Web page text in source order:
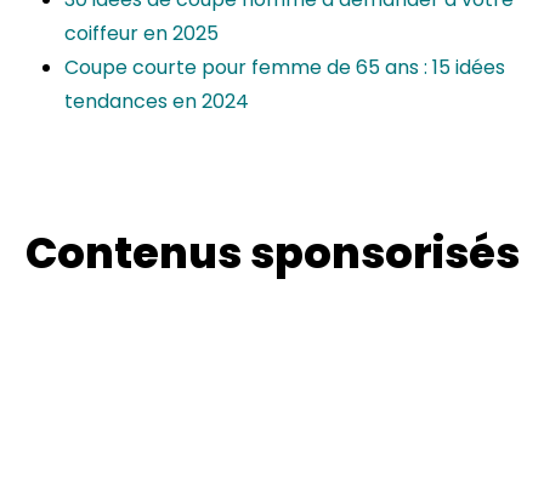
coiffeur en 2025
Coupe courte pour femme de 65 ans : 15 idées
tendances en 2024
Contenus sponsorisés